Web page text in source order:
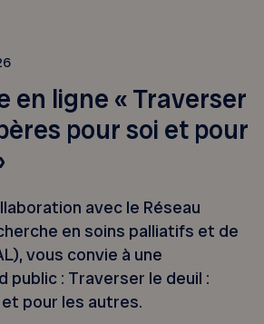
en ligne « Traverser
pour soi et pour
avec le Réseau
en soins palliatifs et de
vous convie à une
public : Traverser le deuil :
pour les autres.